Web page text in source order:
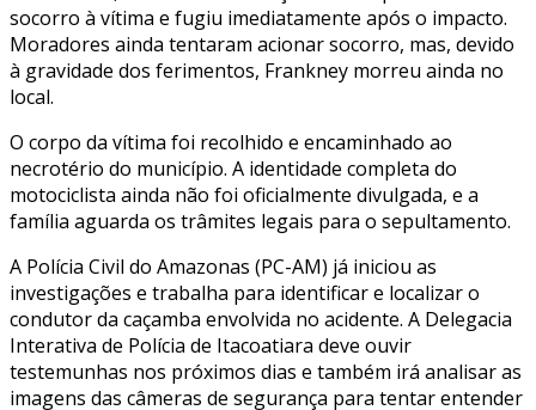
socorro à vítima e fugiu imediatamente após o impacto.
Moradores ainda tentaram acionar socorro, mas, devido
à gravidade dos ferimentos, Frankney morreu ainda no
local.
O corpo da vítima foi recolhido e encaminhado ao
necrotério do município. A identidade completa do
motociclista ainda não foi oficialmente divulgada, e a
família aguarda os trâmites legais para o sepultamento.
A Polícia Civil do Amazonas (PC-AM) já iniciou as
investigações e trabalha para identificar e localizar o
condutor da caçamba envolvida no acidente. A Delegacia
Interativa de Polícia de Itacoatiara deve ouvir
testemunhas nos próximos dias e também irá analisar as
imagens das câmeras de segurança para tentar entender